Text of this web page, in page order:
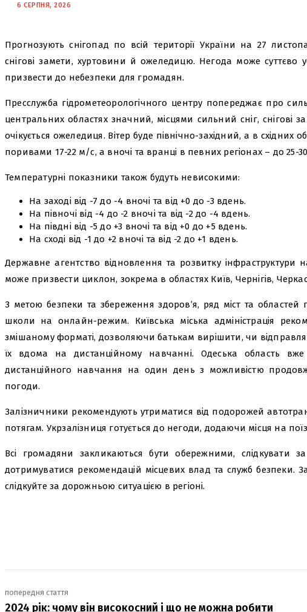
6 СЕРПНЯ, 2026
Прогнозують снігопад по всій території України на 27
снігові замети, хуртовини й ожеледицю. Негода може суттєво
призвести до небезпеки для громадян.
Пресслужба гідрометеорологічного центру попереджає про
центральних областях значний, місцями сильний сніг, снігові
очікується ожеледиця. Вітер буде північно-західний, а в східних
поривами 17-22 м/с, а вночі та вранці в певних регіонах – до 25-
Температурні показники також будуть невисокими:
На заході від -7 до -4 вночі та від +0 до -3 вдень.
На півночі від -4 до -2 вночі та від -2 до -4 вдень.
На півдні від -5 до +3 вночі та від +0 до +5 вдень.
На сході від -1 до +2 вночі та від -2 до +1 вдень.
Державне агентство відновлення та розвитку інфраструктури
може призвести циклон, зокрема в областях Київ, Чернігів,
З метою безпеки та збереження здоров’я, ряд міст та
школи на онлайн-режим. Київська міська адміністрація
змішаному форматі, дозволяючи батькам вирішити, чи
їх вдома на дистанційному навчанні. Одеська область
дистанційного навчання на один день з можливістю
погоди.
Залізничники рекомендують утриматися від подорожей
потягам. Укрзалізниця готується до негоди, додаючи місця на
Всі громадяни закликаються бути обережними, слідкувати
дотримуватися рекомендацій місцевих влад та служб безпеки.
слідкуйте за дорожньою ситуацією в регіоні.
попередня стаття
2024 рік: чому він високосний і що не можна робити